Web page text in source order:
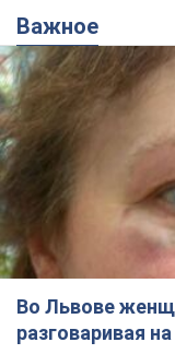
Во Львове
разговаривая
полиция
протокол. Видео
На место
следственно-
9,8 т.
"Воюют, потому
Черновцах